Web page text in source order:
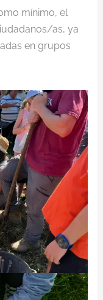
mínimo, el
as, ya
en grupos